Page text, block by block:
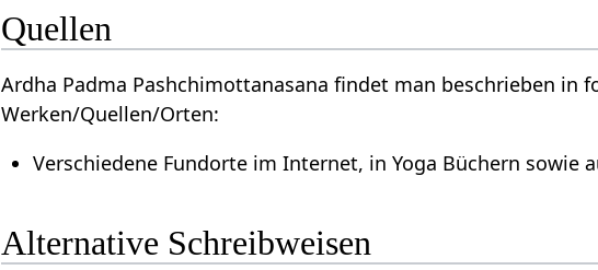
Quellen
Ardha Padma Pashchimottanasana findet man beschrieben in
Werken/Quellen/Orten:
Verschiedene Fundorte im Internet, in Yoga Büchern sowie
Alternative Schreibweisen